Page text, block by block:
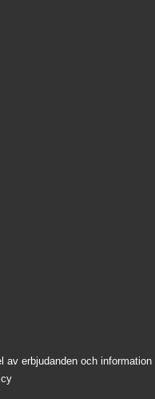
av erbjudanden och information